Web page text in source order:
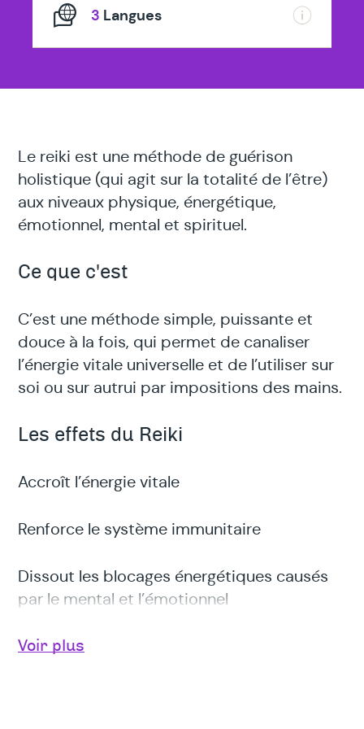
3 Langues
Le reiki est une méthode de guérison
holistique (qui agit sur la totalité de l’être)
aux niveaux physique, énergétique,
émotionnel, mental et spirituel.
Ce que c'est
C’est une méthode simple, puissante et
douce à la fois, qui permet de canaliser
l’énergie vitale universelle et de l’utiliser sur
soi ou sur autrui par impositions des mains.
Les effets du Reiki
Accroît l’énergie vitale
Renforce le système immunitaire
Dissout les blocages énergétiques causés
par le mental et l’émotionnel
Calme les douleurs locales
Voir plus